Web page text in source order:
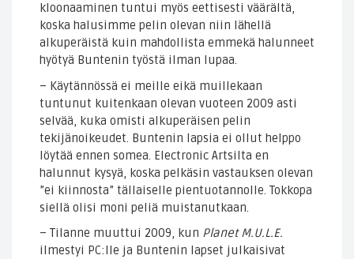
kloonaaminen tuntui myös eettisesti väärältä,
koska halusimme pelin olevan niin lähellä
alkuperäistä kuin mahdollista emmekä halunneet
hyötyä Buntenin työstä ilman lupaa.
– Käytännössä ei meille eikä muillekaan
tuntunut kuitenkaan olevan vuoteen 2009 asti
selvää, kuka omisti alkuperäisen pelin
tekijänoikeudet. Buntenin lapsia ei ollut helppo
löytää ennen somea. Electronic Artsilta en
halunnut kysyä, koska pelkäsin vastauksen olevan
”ei kiinnosta” tällaiselle pientuotannolle. Tokkopa
siellä olisi moni peliä muistanutkaan.
– Tilanne muuttui 2009, kun Planet M.U.L.E.
ilmestyi PC:lle ja Buntenin lapset julkaisivat